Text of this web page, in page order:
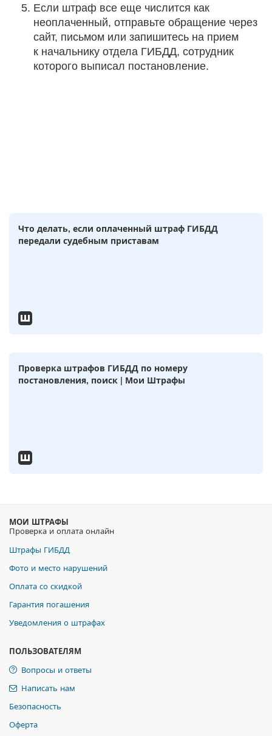
Если штраф все еще числится как
неоплаченный, отправьте обращение через
сайт, письмом или запишитесь на прием
к начальнику отдела ГИБДД, сотрудник
которого выписал постановление.
Что делать, если оплаченный штраф ГИБДД
передали судебным приставам
Проверка штрафов ГИБДД по номеру
постановления, поиск | Мои Штрафы
МОИ ШТРАФЫ
Проверка и оплата онлайн
Штрафы ГИБДД
Фото и место нарушений
Оплата со скидкой
Гарантия погашения
Уведомления о штрафах
ПОЛЬЗОВАТЕЛЯМ
Вопросы и ответы
Написать нам
Безопасность
Оферта